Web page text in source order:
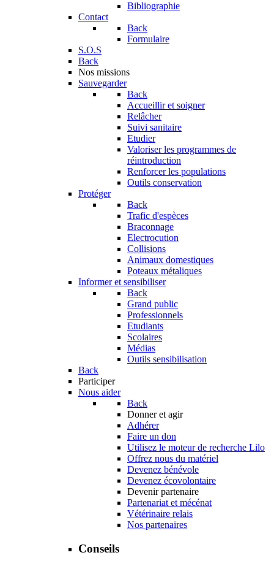
Bibliographie
Contact
Back
Formulaire
S.O.S
Back
Nos missions
Sauvegarder
Back
Accueillir et soigner
Relâcher
Suivi sanitaire
Etudier
Valoriser les programmes de
réintroduction
Renforcer les populations
Outils conservation
Protéger
Back
Trafic d'espèces
Braconnage
Electrocution
Collisions
Animaux domestiques
Poteaux métaliques
Informer et sensibiliser
Back
Grand public
Professionnels
Etudiants
Scolaires
Médias
Outils sensibilisation
Back
Participer
Nous aider
Back
Donner et agir
Adhérer
Faire un don
Utilisez le moteur de recherche Lilo
Offrez nous du matériel
Devenez bénévole
Devenez écovolontaire
Devenir partenaire
Partenariat et mécénat
Vétérinaire relais
Nos partenaires
Conseils